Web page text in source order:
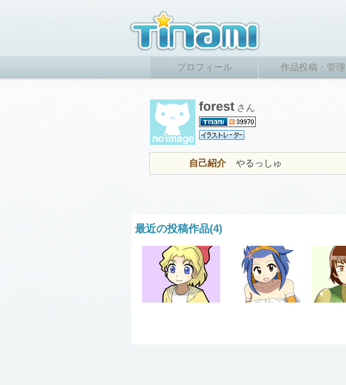
プロフィール 作品投稿・管理
forest さん
自己紹介 やるっしゅ
最近の投稿作品(4)